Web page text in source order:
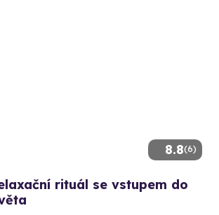
8.8(6)
rituál se vstupem do